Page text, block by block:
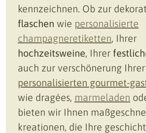
kennzeichnen. Ob zur
flaschen wie personalisierte
champagneretiketten, Ihrer
hochzeitsweine, Ihrer
auch zur verschönerung Ihrer
personalisierten gourmet-
wie dragées, marmeladen
bieten wir Ihnen
kreationen, die Ihre